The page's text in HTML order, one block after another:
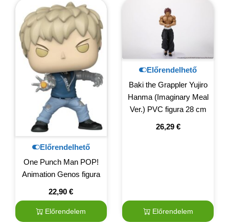
Előrendelhető
One Punch Man POP!
Animation Genos figura
22,90€
Előrendelem
Előrendelhető
Baki the Grappler Yujiro
Hanma (Imaginary Meal
Ver.) PVC figura 28 cm
26,29 €
Előrendelem